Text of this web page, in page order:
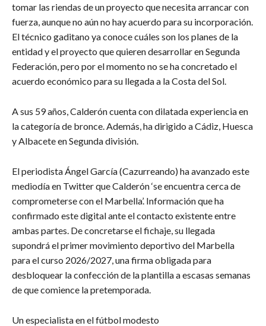
tomar las riendas de un proyecto que necesita arrancar con
fuerza, aunque no aún no hay acuerdo para su incorporación.
El técnico gaditano ya conoce cuáles son los planes de la
entidad y el proyecto que quieren desarrollar en Segunda
Federación, pero por el momento no se ha concretado el
acuerdo económico para su llegada a la Costa del Sol.
A sus 59 años, Calderón cuenta con dilatada experiencia en
la categoría de bronce. Además, ha dirigido a Cádiz, Huesca
y Albacete en Segunda división.
​El periodista Ángel García (Cazurreando) ha avanzado este
mediodía en Twitter que Calderón ‘se encuentra cerca de
comprometerse con el Marbella’. Información que ha
confirmado este digital ante el contacto existente entre
ambas partes. De concretarse el fichaje, su llegada
supondrá el primer movimiento deportivo del Marbella
para el curso 2026/2027, una firma obligada para
desbloquear la confección de la plantilla a escasas semanas
de que comience la pretemporada.
​Un especialista en el fútbol modesto